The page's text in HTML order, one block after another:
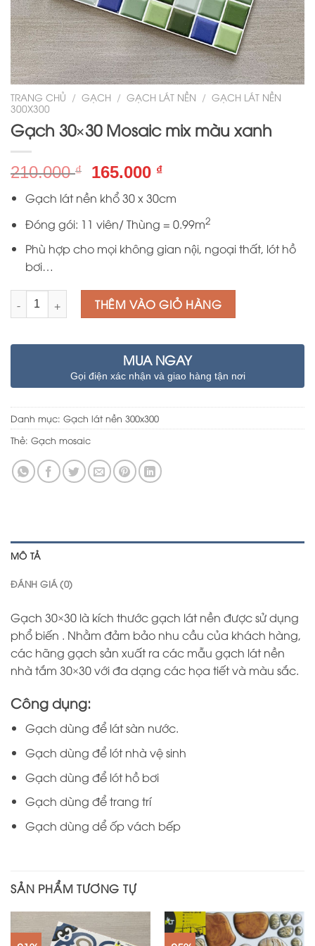
TRANG CHỦ / GẠCH / GẠCH LÁT NỀN / GẠCH LÁT NỀN
300X300
Gạch 30×30 Mosaic mix màu xanh
210.000₫
Giá
gốc
là:
210.000 ₫.
165.000 ₫Giá
tại
là:
Gạch lát nền khổ 30 x 30cm
Đóng gói: 11 viên/ Thùng = 0.99m2
Phù hợp cho mọi không gian nội, ngoại thất, lót hồ
bơi…
Số lượng THÊM VÀO GIỎ HÀNG
MUA NGAY
Gọi điện xác nhận và giao hàng tận nơi
Danh mục: Gạch lát nền 300x300
Thẻ: Gạch mosaic
MÔ TẢ
ĐÁNH GIÁ (0)
Gạch 30×30 là kích thước gạch lát nền được sử dụng
phổ biến . Nhằm đảm bảo nhu cầu của khách hàng,
các hãng gạch sản xuất ra các mẫu gạch lát nền
nhà tắm 30×30 với đa dạng các họa tiết và màu sắc.
Công dụng:
Gạch dùng để lát sàn nước.
Gạch dùng để lót nhà vệ sinh
Gạch dùng để lót hồ bơi
Gạch dùng để trang trí
Gạch dùng dể ốp vách bếp
SẢN PHẨM TƯƠNG TỰ